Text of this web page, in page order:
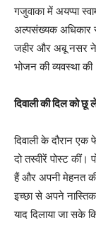
गजुवाका में अयप्पा
अल्पसंख्यक अधिकार
जहीर और अबू नसर ने
भोजन की व्यवस्था
दिवाली की दिल को छू
दिवाली के दौरान
दो तस्वीरें पोस्ट कीं।
हैं और अपनी मेहनत
इच्छा से अपने नास्तिक
याद दिलाया जा सके